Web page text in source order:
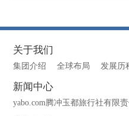
关于我们
集团介绍 全球布局 发展历
新闻中心
yabo.com腾冲玉都旅行社有限